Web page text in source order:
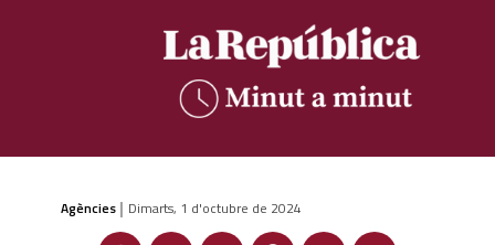
Agències | Dimarts, 1 d'octubre de 2024